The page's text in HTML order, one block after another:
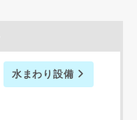
水まわり設備